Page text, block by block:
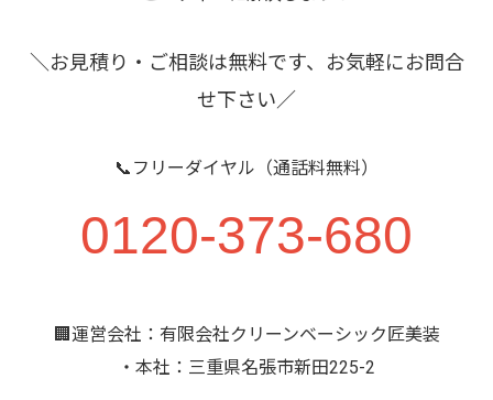
＼お見積り・ご相談は無料です、お気軽にお問合
せ下さい／
📞フリーダイヤル（通話料無料）
0120-373-680
🏢運営会社：有限会社クリーンベーシック匠美装
・本社：三重県名張市新田225-2